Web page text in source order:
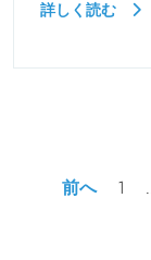
詳しく読む
前へ 1